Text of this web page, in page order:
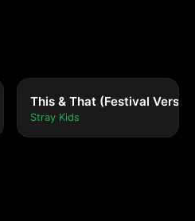
This & That (Festival
Stray Kids